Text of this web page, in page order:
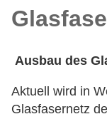
Ausbau des
Aktuell wird in
Glasfasernetz